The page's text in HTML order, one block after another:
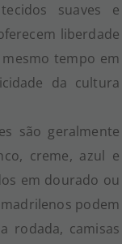
suaves e
liberdade
tempo em
da cultura
são geralmente
creme, azul e
em dourado ou
podem
rodada, camisas